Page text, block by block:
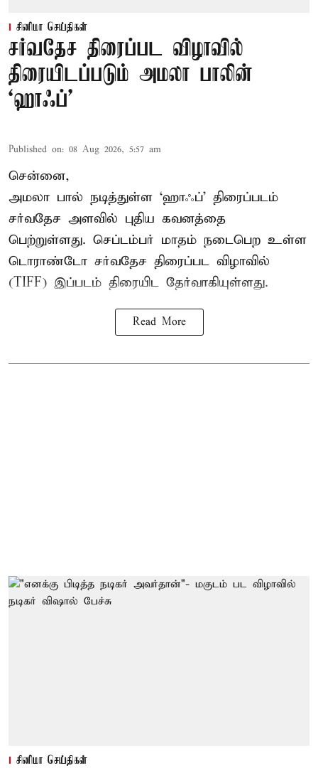
சினிமா செய்திகள்
சர்வதேச திரைப்பட விழாவில்
திரையிடப்படும் அமலா பாலின்
‘ஹாஃப்’
Published on: 08 Aug 2026, 5:57 am
சென்னை,
அமலா பால் நடித்துள்ள ‘ஹாஃப்’ திரைப்படம்
சர்வதேச அளவில் புதிய கவனத்தை
பெற்றுள்ளது. செப்டம்பர் மாதம் நடைபெற உள்ள
டொராண்டோ சர்வதேச திரைப்பட விழாவில்
(TIFF) இப்படம் திரையிட தேர்வாகியுள்ளது.
Read More
சினிமா செய்திகள்